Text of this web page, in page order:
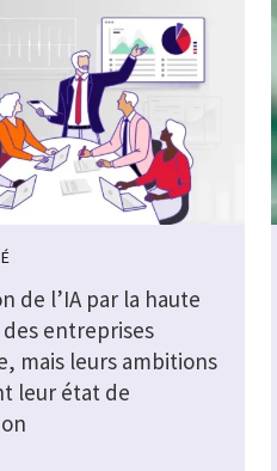
de l’IA par la haute
entreprises
mais leurs ambitions
leur état de